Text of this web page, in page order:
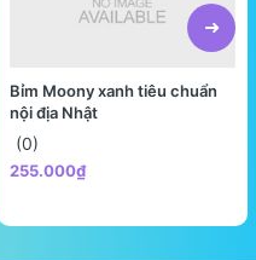
Bỉm Moony xanh tiêu chuẩn
nội địa Nhật
(0)
255.000₫